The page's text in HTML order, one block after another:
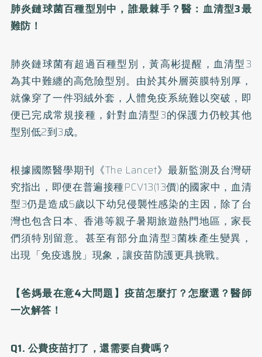
肺炎鏈球菌百種型別中，誰最棘手？醫：血清型3最
難防！
肺炎鏈球菌有超過百種型別，黃高彬提醒，血清型3
為其中難纏的高危險型別。由於其外層莢膜特別厚，
就像穿了一件羽絨外套，人體免疫系統難以突破，即
便已完成常規接種，針對血清型3的保護力仍較其他
型別低2到3成。
根據國際醫學期刊《The Lancet》最新監測及台灣研
究指出，即便在普遍接種PCV13(13價)的國家中，血清
型3仍是造成5歲以下幼兒侵襲性感染的主因，除了台
灣也包含日本、香港等親子暑期旅遊熱門地區，家長
們須特別留意。甚至有部分血清型3菌株產生變異，
出現「免疫逃脫」現象，讓疫苗防護更具挑戰。
【爸媽最在意4大問題】疫苗怎麼打？怎麼選？醫師
一次解答！
Q1. 公費疫苗打了，還需要自費嗎？